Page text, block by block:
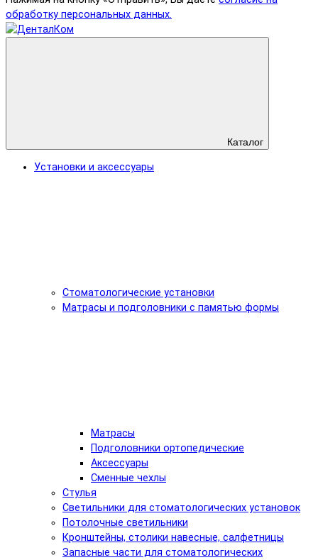
обработку персональных данных.
Каталог
Установки и аксессуары
Стоматологические установки
Матрасы и подголовники с памятью формы
Матрасы
Подголовники ортопедические
Аксессуары
Сменные чехлы
Стулья
Светильники для стоматологических установок
Потолочные светильники
Кронштейны, столики навесные, салфетницы
Запасные части для стоматологических